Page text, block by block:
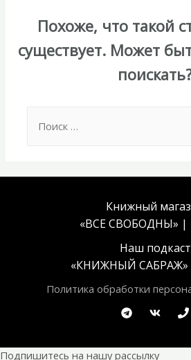
Похоже, что такой
существует. Может
for:
Книжный
«ВСЕ СВОБОДНЫ» |
Наш подкаст
«КНИЖНЫЙ САБРАЖ
Политика обработки
Подпишитесь на нашу рассылку